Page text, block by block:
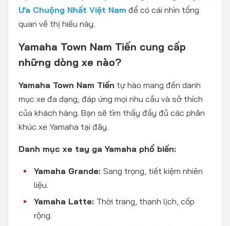
Ưa Chuộng Nhất Việt Nam để có cái nhìn tổng
quan về thị hiếu này.
Yamaha Town Nam Tiến cung cấp
những dòng xe nào?
Yamaha Town Nam Tiến tự hào mang đến danh
mục xe đa dạng, đáp ứng mọi nhu cầu và sở thích
của khách hàng. Bạn sẽ tìm thấy đầy đủ các phân
khúc xe Yamaha tại đây.
Danh mục xe tay ga Yamaha phổ biến:
Yamaha Grande: Sang trọng, tiết kiệm nhiên
liệu.
Yamaha Latte: Thời trang, thanh lịch, cốp
rộng.